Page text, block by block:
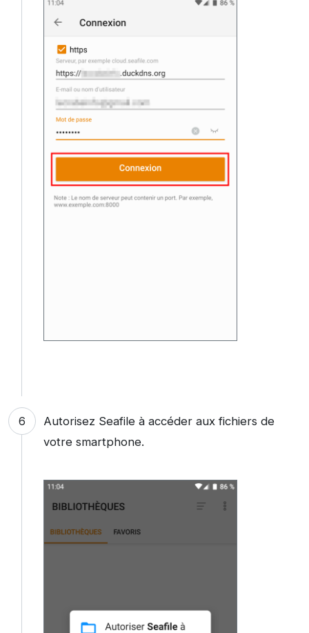
Autorisez Seafile à accéder aux fichiers de
votre smartphone.